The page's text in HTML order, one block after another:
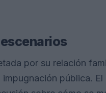
por su relación
pública.